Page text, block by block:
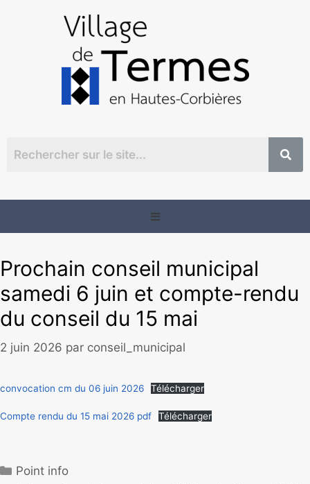
Prochain conseil municipal
samedi 6 juin et compte-rendu
du conseil du 15 mai
2 juin 2026 par conseil_municipal
convocation cm du 06 juin 2026 Télécharger
Compte rendu du 15 mai 2026 pdf Télécharger
Point info